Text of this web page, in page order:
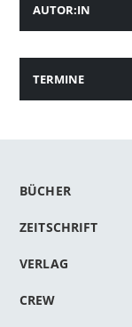
AUTOR:IN
TERMINE
BÜCHER
ZEITSCHRIFT
VERLAG
CREW